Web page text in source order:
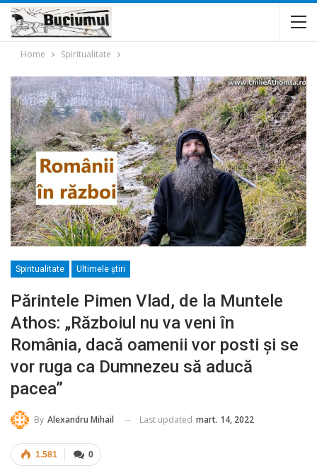
Home Spiritualitate
Spiritualitate Ultimele ştiri
Părintele Pimen Vlad, de la Muntele
Athos: „Războiul nu va veni în
România, dacă oamenii vor posti și se
vor ruga ca Dumnezeu să aducă
pacea”
By Alexandru Mihail Last updated mart. 14, 2022
0
1.581